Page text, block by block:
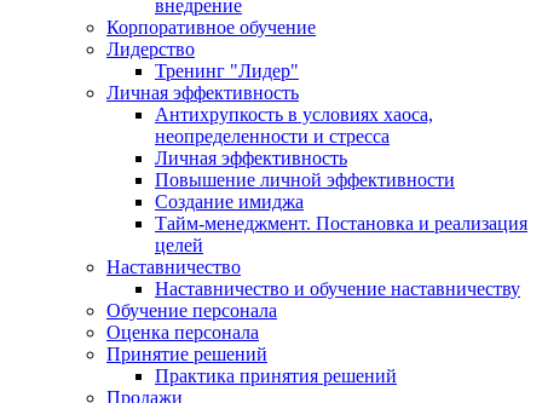
внедрение
Корпоративное обучение
Лидерство
Тренинг "Лидер"
Личная эффективность
Антихрупкость в условиях хаоса,
неопределенности и стресса
Личная эффективность
Повышение личной эффективности
Создание имиджа
Тайм-менеджмент. Постановка и реализация
целей
Наставничество
Наставничество и обучение наставничеству
Обучение персонала
Оценка персонала
Принятие решений
Практика принятия решений
Продажи